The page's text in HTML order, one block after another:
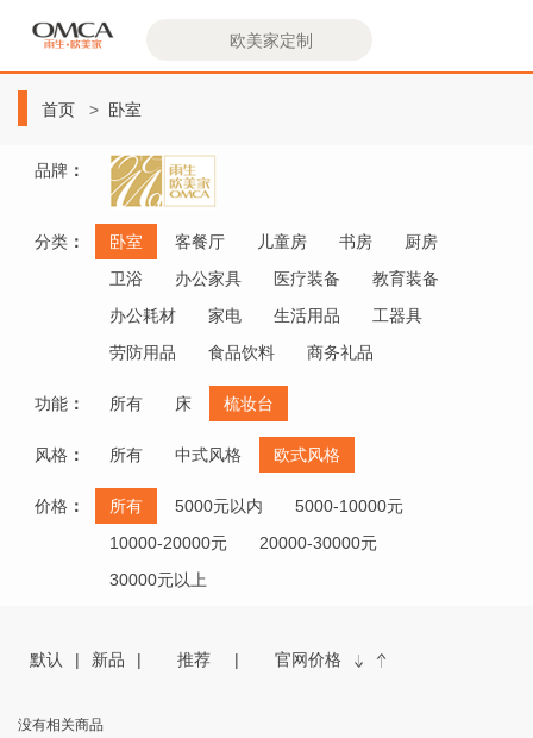
首页 卧室
品牌 ：
分类 ： 卧室 客餐厅 儿童房 书房
厨房
卫浴
办公家具 医疗装备
教育装备
办公耗材
家电 生活用品
工器具
劳防用品
食品饮料 商务礼品
功能 ： 所有 床 梳妆台
风格 ： 所有 中式风格 欧式风格
价格 ： 所有 5000元以内
5000-10000元
10000-20000元
20000-30000元
30000元以上
默认 新品 推荐 官网价格
没有相关商品